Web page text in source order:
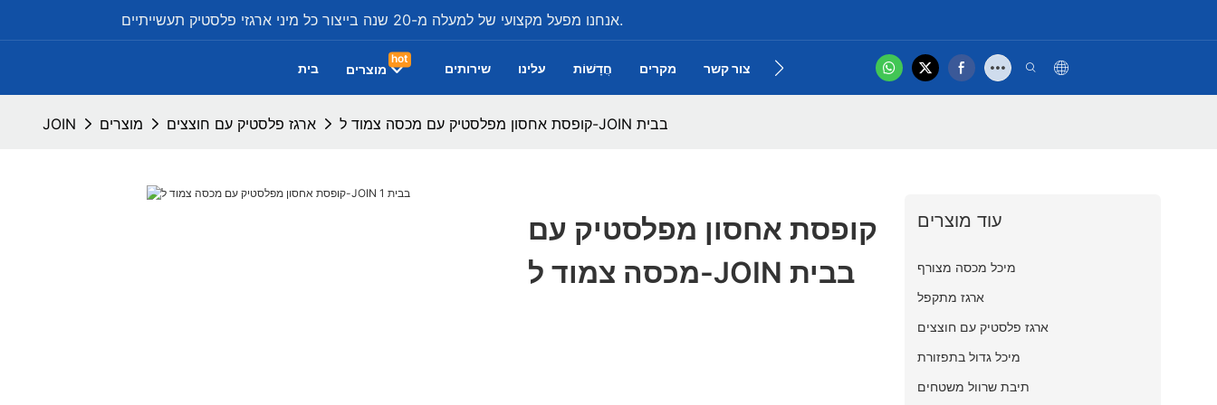
אנחנו מפעל מקצועי של למעלה מ-20 שנה בייצור כל מיני ארגזי פלסטיק תעשייתיים.
בית מוצרים
hot
שירותים עלינו חֲדָשׁוֹת מקרים צור קשר סרטון מוצר
JOIN מוצרים ארגז פלסטיק עם חוצצים קופסת אחסון מפלסטיק עם מכסה צמוד ל-JOIN בבית
קופסת אחסון מפלסטיק עם
מכסה צמוד ל-JOIN בבית
עוד מוצרים
מיכל מכסה מצורף
ארגז מתקפל
ארגז פלסטיק עם חוצצים
מיכל גדול בתפזורת
תיבת שרוול משטחים